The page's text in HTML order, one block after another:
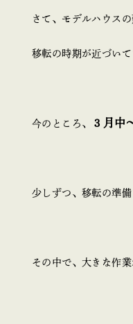
さて、モデルハウス
移転の時期が近づいて
今のところ、 ３月中
少しずつ、移転の準
その中で、大きな作業